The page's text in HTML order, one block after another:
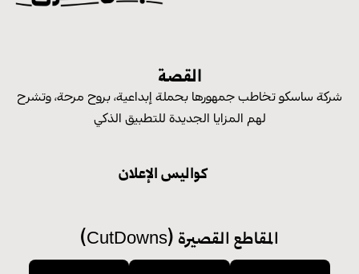
القصة
شركة ساسكو تخاطب جمهورها بحملة إبداعية، بروح مرحة، وتشرح
لهم المزايا الجديدة للتطبيق الذكي
كواليس الإعلان
(CutDowns) المقاطع القصيرة